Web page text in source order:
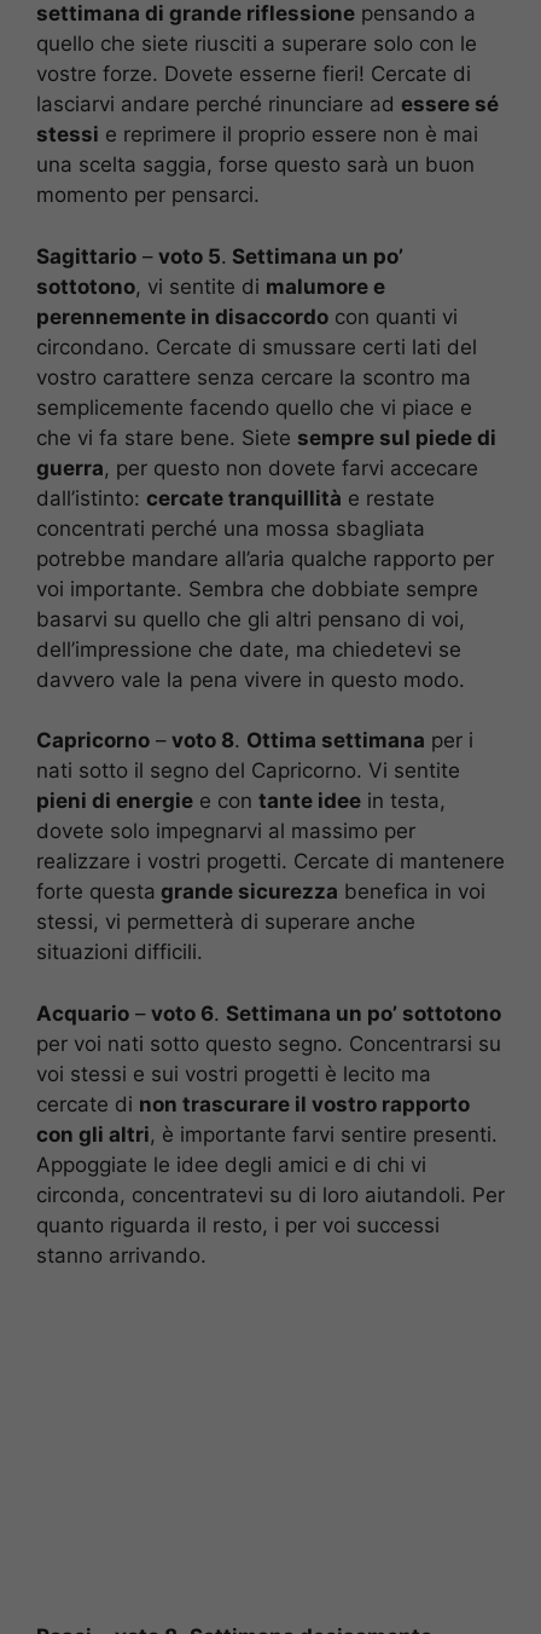
settimana di grande riflessione pensando a
quello che siete riusciti a superare solo con le
vostre forze. Dovete esserne fieri! Cercate di
lasciarvi andare perché rinunciare ad essere sé
stessi e reprimere il proprio essere non è mai
una scelta saggia, forse questo sarà un buon
momento per pensarci.
Sagittario – voto 5. Settimana un po’
sottotono, vi sentite di malumore e
perennemente in disaccordo con quanti vi
circondano. Cercate di smussare certi lati del
vostro carattere senza cercare la scontro ma
semplicemente facendo quello che vi piace e
che vi fa stare bene. Siete sempre sul piede di
guerra, per questo non dovete farvi accecare
dall’istinto: cercate tranquillità e restate
concentrati perché una mossa sbagliata
potrebbe mandare all’aria qualche rapporto per
voi importante. Sembra che dobbiate sempre
basarvi su quello che gli altri pensano di voi,
dell’impressione che date, ma chiedetevi se
davvero vale la pena vivere in questo modo.
Capricorno – voto 8. Ottima settimana per i
nati sotto il segno del Capricorno. Vi sentite
pieni di energie e con tante idee in testa,
dovete solo impegnarvi al massimo per
realizzare i vostri progetti. Cercate di mantenere
forte questa grande sicurezza benefica in voi
stessi, vi permetterà di superare anche
situazioni difficili.
Acquario – voto 6. Settimana un po’ sottotono
per voi nati sotto questo segno. Concentrarsi su
voi stessi e sui vostri progetti è lecito ma
cercate di non trascurare il vostro rapporto
con gli altri, è importante farvi sentire presenti.
Appoggiate le idee degli amici e di chi vi
circonda, concentratevi su di loro aiutandoli. Per
quanto riguarda il resto, i per voi successi
stanno arrivando.